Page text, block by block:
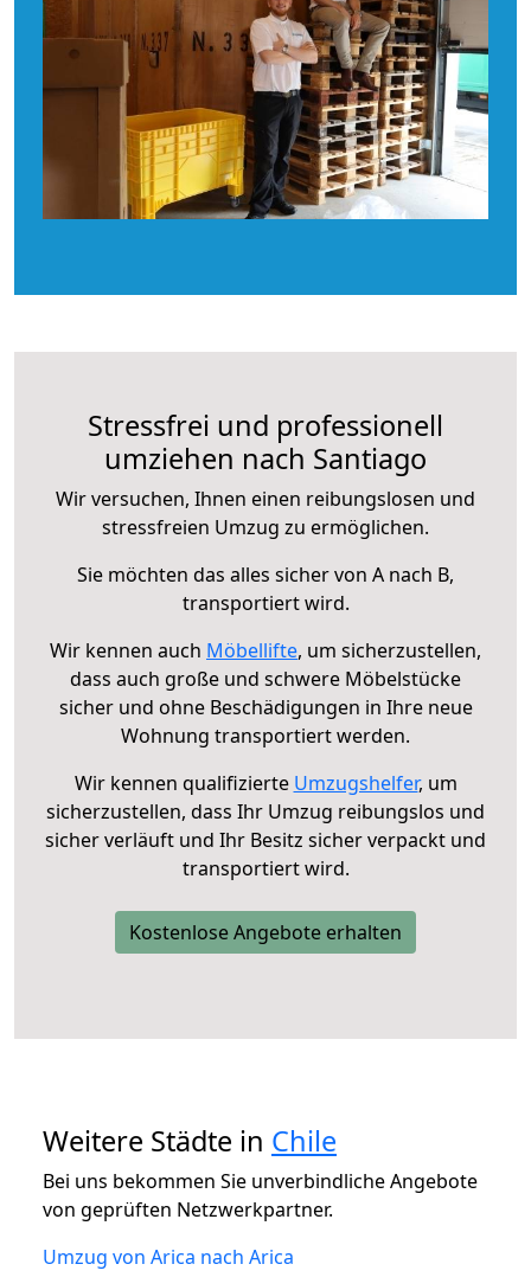
Stressfrei und professionell
umziehen nach Santiago
Wir versuchen, Ihnen einen reibungslosen und
stressfreien Umzug zu ermöglichen.
Sie möchten das alles sicher von A nach B,
transportiert wird.
Wir kennen auch Möbellifte, um sicherzustellen,
dass auch große und schwere Möbelstücke
sicher und ohne Beschädigungen in Ihre neue
Wohnung transportiert werden.
Wir kennen qualifizierte Umzugshelfer, um
sicherzustellen, dass Ihr Umzug reibungslos und
sicher verläuft und Ihr Besitz sicher verpackt und
transportiert wird.
Kostenlose Angebote erhalten
Weitere Städte in Chile
Bei uns bekommen Sie unverbindliche Angebote
von geprüften Netzwerkpartner.
Umzug von Arica nach Arica